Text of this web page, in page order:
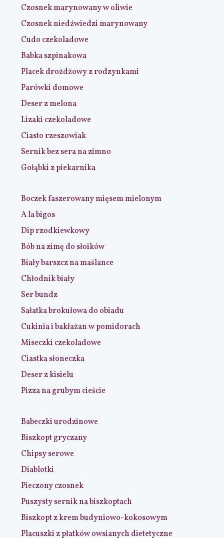
Czosnek marynowany w oliwie
Czosnek niedźwiedzi marynowany
Cudo czekoladowe
Babka szpinakowa
Placek drożdżowy z rodzynkami
Parówki domowe
Deser z melona
Lizaki czekoladowe
Ciasto rzeszowiak
Sernik bez sera na zimno
Gołąbki z piekarnika
Boczek faszerowany mięsem mielonym
A la bigos
Dip rzodkiewkowy
Bób na zimę do słoików
Biały barszcz na maślance
Chłodnik biały
Ser bundz
Sałatka brokułowa do obiadu
Cukinia i bakłażan w pomidorach
Miseczki czekoladowe
Ciastka słoneczka
Deser z kisielu
Pizza na grubym cieście
Babeczki urodzinowe
Biszkopt gryczany
Chipsy serowe
Diablotki
Pieczony czosnek
Puszysty sernik na biszkoptach
Biszkopt z krem budyniowo-kokosowym
Placuszki z płatków owsianych dietetyczne